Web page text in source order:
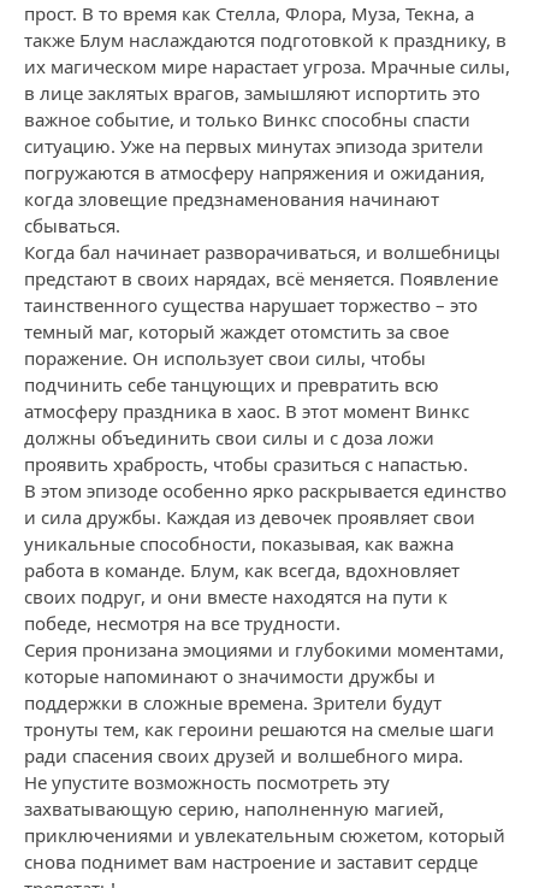
прост. В то время как Стелла, Флора, Муза, Текна, а
также Блум наслаждаются подготовкой к празднику, в
их магическом мире нарастает угроза. Мрачные силы,
в лице заклятых врагов, замышляют испортить это
важное событие, и только Винкс способны спасти
ситуацию. Уже на первых минутах эпизода зрители
погружаются в атмосферу напряжения и ожидания,
когда зловещие предзнаменования начинают
сбываться.
Когда бал начинает разворачиваться, и волшебницы
предстают в своих нарядах, всё меняется. Появление
таинственного существа нарушает торжество – это
темный маг, который жаждет отомстить за свое
поражение. Он использует свои силы, чтобы
подчинить себе танцующих и превратить всю
атмосферу праздника в хаос. В этот момент Винкс
должны объединить свои силы и с доза ложи
проявить храбрость, чтобы сразиться с напастью.
В этом эпизоде особенно ярко раскрывается единство
и сила дружбы. Каждая из девочек проявляет свои
уникальные способности, показывая, как важна
работа в команде. Блум, как всегда, вдохновляет
своих подруг, и они вместе находятся на пути к
победе, несмотря на все трудности.
Серия пронизана эмоциями и глубокими моментами,
которые напоминают о значимости дружбы и
поддержки в сложные времена. Зрители будут
тронуты тем, как героини решаются на смелые шаги
ради спасения своих друзей и волшебного мира.
Не упустите возможность посмотреть эту
захватывающую серию, наполненную магией,
приключениями и увлекательным сюжетом, который
снова поднимет вам настроение и заставит сердце